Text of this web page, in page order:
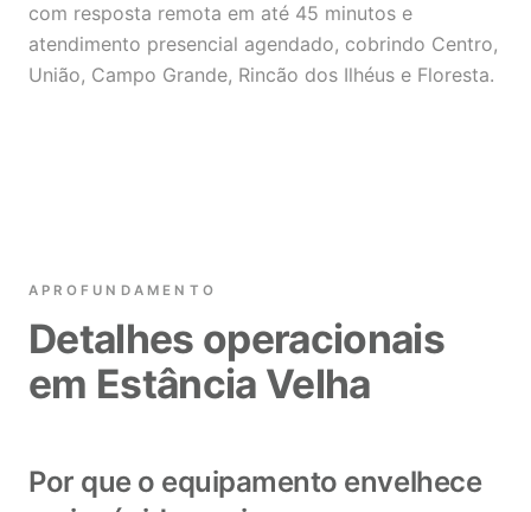
com resposta remota em até 45 minutos e
atendimento presencial agendado, cobrindo Centro,
União, Campo Grande, Rincão dos Ilhéus e Floresta.
APROFUNDAMENTO
Detalhes operacionais
em Estância Velha
Por que o equipamento envelhece